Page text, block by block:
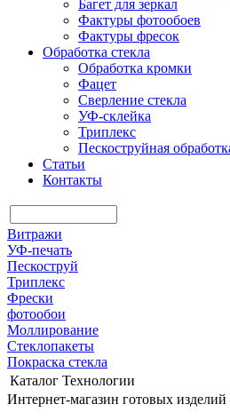
Багет для зеркал
Фактуры фотообоев
Фактуры фресок
Обработка стекла
Обработка кромки
Фацет
Сверление стекла
УФ-склейка
Триплекс
Пескоструйная
Статьи
Контакты
Витражи
УФ-печать
Пескоструй
Триплекс
Фрески
фотообои
Моллирование
Стеклопакеты
Покраска стекла
Каталог Технологии
Интернет-магазин готовых изделий